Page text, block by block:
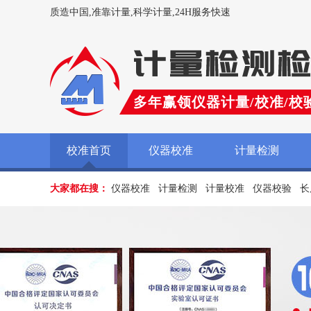
质造中国,准靠计量,科学计量,24H服务快速
多年赢领仪器计量/校准/校
校准首页 仪器校准 计量检测
大家都在搜： 仪器校准 计量检测 计量校准 仪器校验